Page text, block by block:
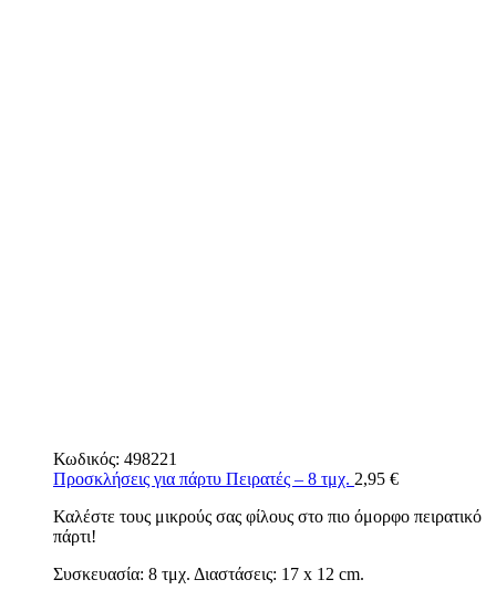
Κωδικός: 498221
Προσκλήσεις για πάρτυ Πειρατές – 8 τμχ. 2,95 €
Καλέστε τους μικρούς σας φίλους στο πιο όμορφο πειρατικό
πάρτι!
Συσκευασία: 8 τμχ. Διαστάσεις: 17 x 12 cm.